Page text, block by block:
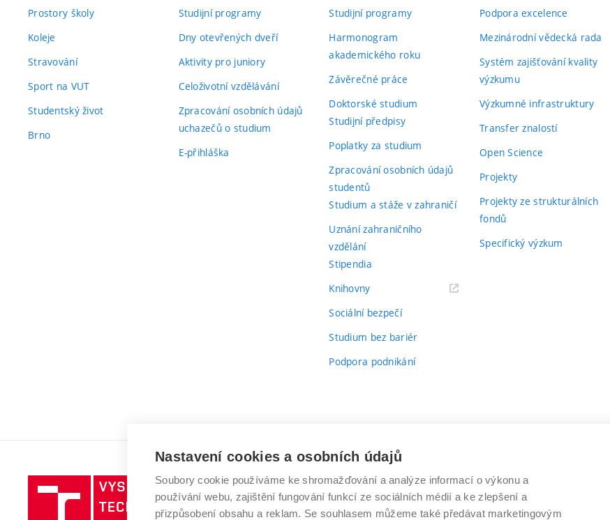
Prostory školy
Koleje
Stravování
Sport na VUT
Studentský život
Brno
Studijní programy
Dny otevřených dveří
Aktivity pro juniory
Celoživotní vzdělávání
Zpracování osobních údajů
uchazečů o studium
E-přihláška
Studijní programy
Harmonogram
akademického roku
Závěrečné práce
Doktorské studium
Studijní předpisy
Poplatky za studium
Zpracování osobních údajů
studentů
Studium a stáže v zahraničí
Uznání zahraničního
vzdělání
Stipendia
Knihovny(externí
Sociální bezpečí
Studium bez bariér
Podpora podnikání
Podpora excelence
Mezinárodní vědecká rada
Systém zajišťování kvality
výzkumu
Výzkumné infrastruktury
Transfer znalostí
Open Science
Projekty
Projekty ze strukturálních
fondů
Specifický výzkum
Vysoké
učení
VYSOKÉ UČENÍ TECHNICKÉ V BRNĚ
Antonínská 548/1
www.vut.cz
Nastavení cookies a osobních údajů
Soubory cookie používáme ke shromažďování a analýze informací o výkonu a
používání webu, zajištění fungování funkcí ze sociálních médií a ke zlepšení a
přizpůsobení obsahu a reklam. Se souhlasem můžeme také předávat marketingovým